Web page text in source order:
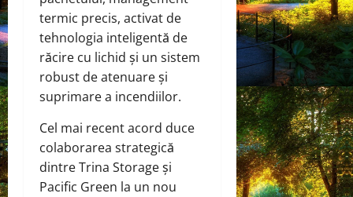
termic precis, activat de
tehnologia inteligentă de
răcire cu lichid și un sistem
robust de atenuare și
suprimare a incendiilor.
Cel mai recent acord duce
colaborarea strategică
dintre Trina Storage și
Pacific Green la un nou